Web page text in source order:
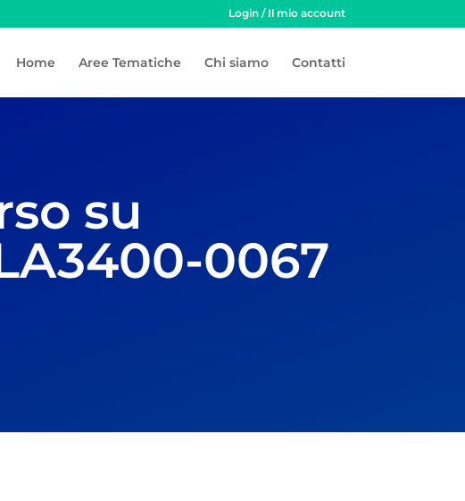
Login / Il mio account
Home Aree Tematiche Chi siamo Contatti
su
0067